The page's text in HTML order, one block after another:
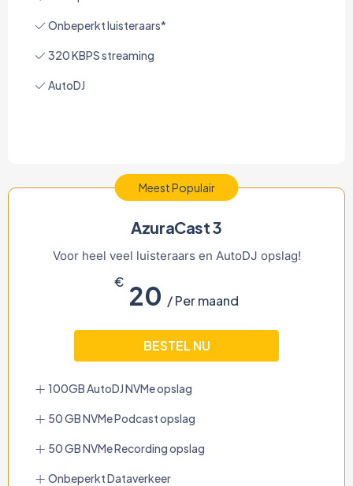
Onbeperkt luisteraars*
320 KBPS streaming
AutoDJ
Meest Populair
AzuraCast 3
Voor heel veel luisteraars en AutoDJ opslag!
€ 20 / Per maand
BESTEL NU
100GB AutoDJ NVMe opslag
50 GB NVMe Podcast opslag
50 GB NVMe Recording opslag
Onbeperkt Dataverkeer